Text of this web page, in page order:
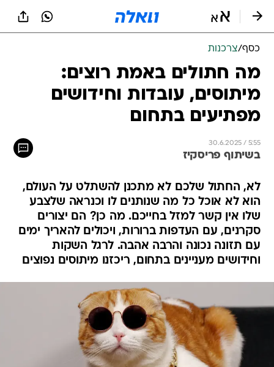
כסף/צרכנות
מה חתולים באמת רוצים:
מיתוסים, עובדות וחידושים
מפתיעים בתחום
30.6.2025 / 5:55
בשיתוף פריסקיז
לא, החתול שלכם לא מתכנן להשתלט על העולם,
הוא לא אוכל כל מה שנותנים לו וכנראה שלצבע
שלו אין קשר למזל בחייכם. מה כן? הם יצורים
סקרנים, עם העדפות ברורות, ויכולים להאריך ימים
עם תזונה נכונה והרבה אהבה. לרגל השקות
וחידושים מעניינים בתחום, ריכזנו מיתוסים נפוצים